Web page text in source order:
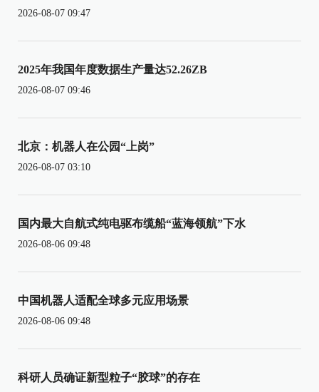
2026-08-07 09:47
2025年我国年度数据生产量达52.26ZB
2026-08-07 09:46
北京：机器人在公园“上岗”
2026-08-07 03:10
国内最大自航式纯电驱布缆船“蓝海领航”下水
2026-08-06 09:48
中国机器人适配全球多元应用场景
2026-08-06 09:48
科研人员确证新型粒子“胶球”的存在